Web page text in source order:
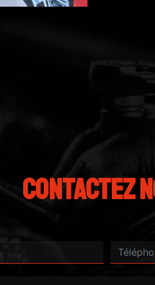
Contactez